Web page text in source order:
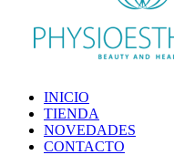
INICIO
TIENDA
NOVEDADES
CONTACTO